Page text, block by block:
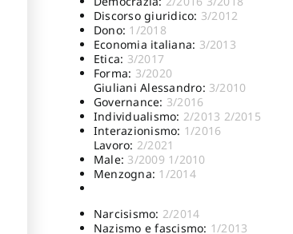
Discorso giuridico: 3/2012
Dono: 1/2018
Economia italiana: 3/2013
Etica: 3/2017
Forma: 3/2020
Giuliani Alessandro: 3/2010
Governance: 3/2016
Individualismo: 2/2013 2/2015
Interazionismo: 1/2016
Lavoro: 2/2021
Male: 3/2009 1/2010
Menzogna: 1/2014
Narcisismo: 2/2014
Nazismo e fascismo: 1/2013